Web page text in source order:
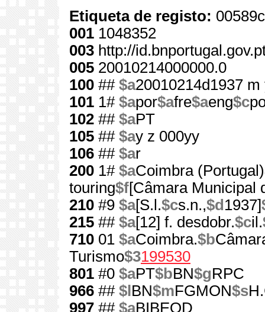
Etiqueta de registo:
001 1048352
003 http://
005 20010214000000.0
100 ## $a20010214d1937
101 1# $apor$afre$aeng$c
102 ## $aPT
105 ## $ay z 000yy
106 ## $ar
200 1# $aCoimbra (Portugal)
touring$f[Câmara Municipal
210 #9 $a[S.l.$cs.n.,$d 1937]
215 ## $a[12] f. desdobr.$cil.
710 01 $aCoimbra.$b
Turismo$3199530
801 #0 $aPT$bBN$gRPC
966 ## $l BN$mFGMON$s
997 ## $aBIBEOD